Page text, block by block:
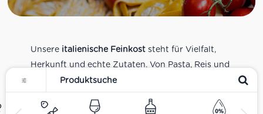
Unsere italienische Feinkoststeht für Vielfalt,
Herkunft und echte Zutaten. Von Pasta, Reis und
Tomatensaucen über Olivenöl, Antipasti und
Pesto bis zu Balsamico und Spezialitäten aus
verschiedenen Regionen Italiens. Alle Produkte